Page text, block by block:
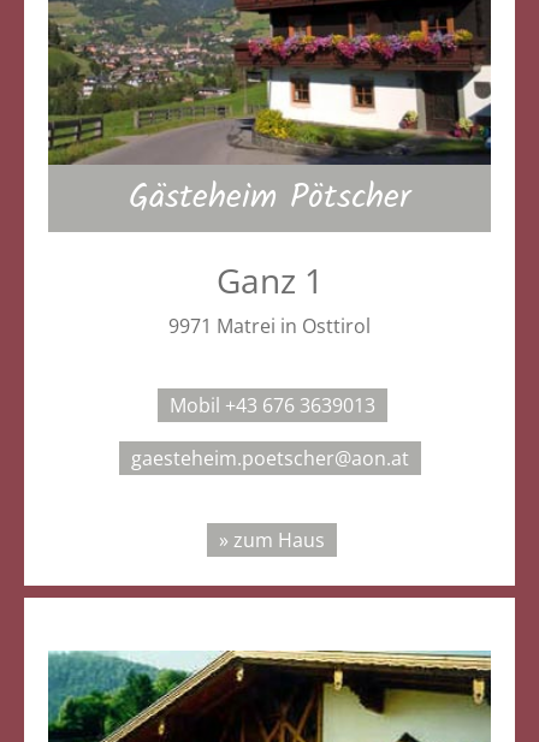
Gästeheim Pötscher
Ganz 1
9971 Matrei in Osttirol
Mobil +43 676 3639013
gaesteheim.poetscher@aon.at
» zum Haus